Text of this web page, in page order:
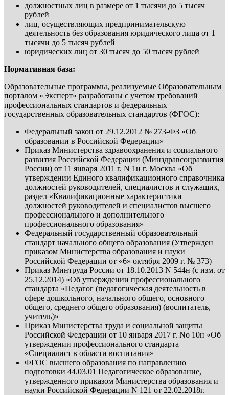
должностных лиц в размере от 1 тысячи до 5 тысяч
рублей
лиц, осуществляющих предпринимательскую
деятельность без образования юридического лица от 1
тысячи до 5 тысяч рублей
юридических лиц от 30 тысяч до 50 тысяч рублей
Нормативная база:
Образовательные программы, реализуемые Образовательным
порталом «Эксперт» разработаны с учетом требований
профессиональных стандартов и федеральных
государственных образовательных стандартов (ФГОС):
Федеральный закон от 29.12.2012 № 273-ФЗ «Об
образовании в Российской Федерации»
Приказ Министерства здравоохранения и социального
развития Российской Федерации (Минздравсоцразвития
России) от 11 января 2011 г. N 1н г. Москва «Об
утверждении Единого квалификационного справочника
должностей руководителей, специалистов и служащих,
раздел «Квалификационные характеристики
должностей руководителей и специалистов высшего
профессионального и дополнительного
профессионального образования»
Федеральный государственный образовательный
стандарт начального общего образования (Утвержден
приказом Министерства образования и науки
Российской Федерации от «6» октября 2009 г. № 373)
Приказ Минтруда России от 18.10.2013 N 544н (с изм. от
25.12.2014) «Об утверждении профессионального
стандарта «Педагог (педагогическая деятельность в
сфере дошкольного, начального общего, основного
общего, среднего общего образования) (воспитатель,
учитель)»
Приказ Министерства труда и социальной защиты
Российской Федерации от 10 января 2017 г. No 10н «Об
утверждении профессионального стандарта
«Специалист в области воспитания»
ФГОС высшего образования по направлению
подготовки 44.03.01 Педагогическое образование,
утвержденного приказом Министерства образования и
науки Российской Федерации N 121 от 22.02.2018г.